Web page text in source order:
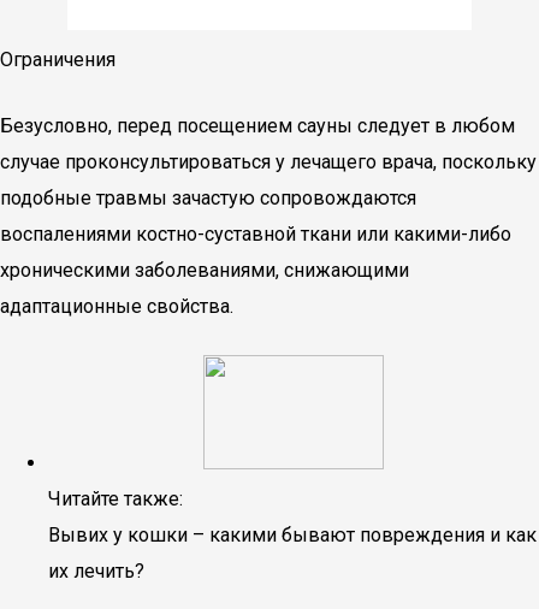
Ограничения
Безусловно, перед посещением сауны следует в любом
случае проконсультироваться у лечащего врача, поскольку
подобные травмы зачастую сопровождаются
воспалениями костно-суставной ткани или какими-либо
хроническими заболеваниями, снижающими
адаптационные свойства.
Читайте также:
Вывих у кошки – какими бывают повреждения и как
их лечить?